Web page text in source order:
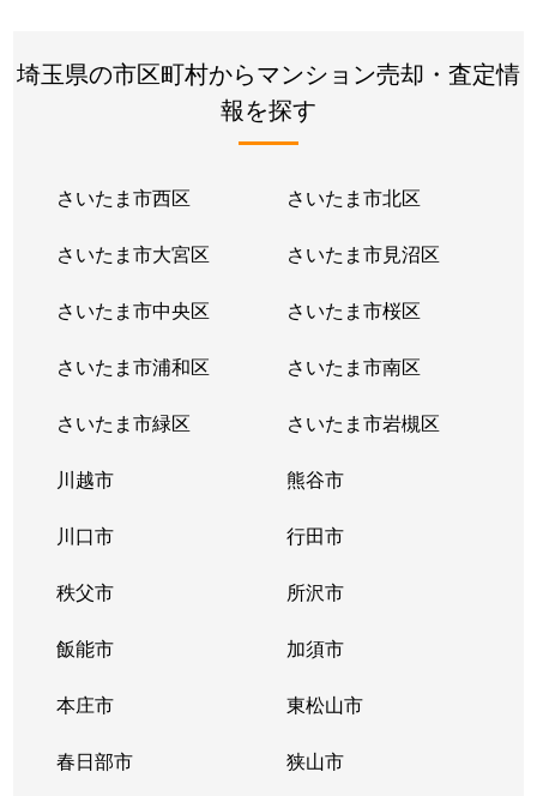
埼玉県の市区町村からマンション売却・査定情
報を探す
さいたま市西区 さいたま市北区
さいたま市大宮区 さいたま市見沼区
さいたま市中央区 さいたま市桜区
さいたま市浦和区 さいたま市南区
さいたま市緑区 さいたま市岩槻区
川越市 熊谷市
川口市 行田市
秩父市 所沢市
飯能市 加須市
本庄市 東松山市
春日部市 狭山市